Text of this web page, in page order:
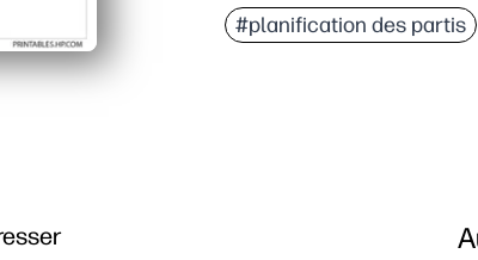
#planification des partis